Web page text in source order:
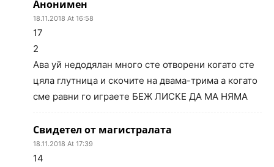
Анонимен
18.11.2018 At 16:58
17
2
Ава уй недодялан много сте отворени когато сте
цяла глутница и скочите на двама-трима а когато
сме равни го играете БЕЖ ЛИСКЕ ДА МА НЯМА
Свидетел от магистралата
18.11.2018 At 17:39
14